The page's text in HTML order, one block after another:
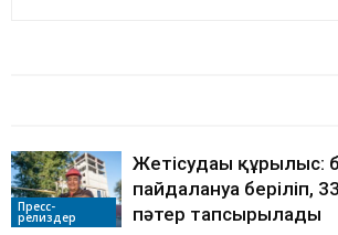
Пресс-
релиздер
Жетісудағы құрылыс:
пайдалануға беріліп,
пәтер тапсырылады